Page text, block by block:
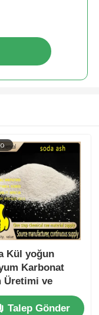
Kül yoğun
Karbonat
Üretimi ve
için 99.2%
Talep Gönder